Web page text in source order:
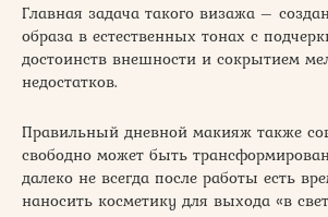
Главная задача такого визажа –
образа в естественных тонах с
достоинств внешности и сокрытием
недостатков.
Правильный дневной макияж также
свободно может быть
далеко не всегда после работы есть
наносить косметику для выхода «в